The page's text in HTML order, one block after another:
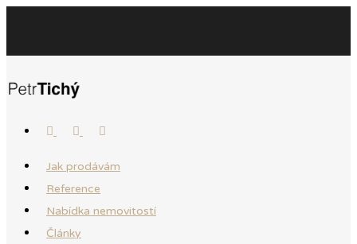
Jak prodávám
Reference
Nabídka nemovitostí
Články